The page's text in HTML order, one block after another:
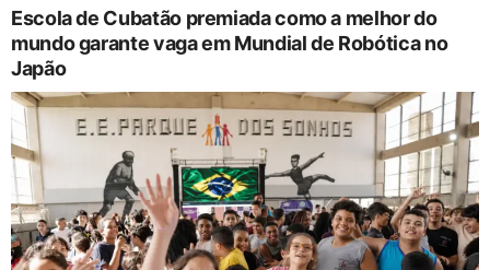
Escola de Cubatão premiada como a melhor do
mundo garante vaga em Mundial de Robótica no
Japão